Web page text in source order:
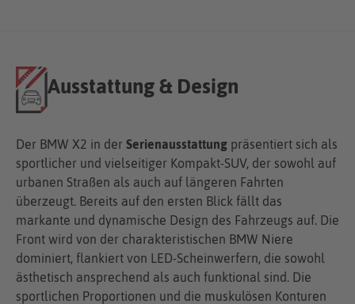
Ausstattung & Design
Der BMW X2 in der Serienausstattung präsentiert sich als
sportlicher und vielseitiger Kompakt-SUV, der sowohl auf
urbanen Straßen als auch auf längeren Fahrten
überzeugt. Bereits auf den ersten Blick fällt das
markante und dynamische Design des Fahrzeugs auf. Die
Front wird von der charakteristischen BMW Niere
dominiert, flankiert von LED-Scheinwerfern, die sowohl
ästhetisch ansprechend als auch funktional sind. Die
sportlichen Proportionen und die muskulösen Konturen